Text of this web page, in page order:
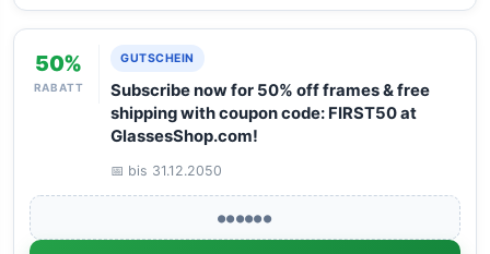
50%
RABATT
GUTSCHEIN
Subscribe now for 50% off frames & free
shipping with coupon code: FIRST50 at
GlassesShop.com!
📅 bis 31.12.2050
●●●●●●